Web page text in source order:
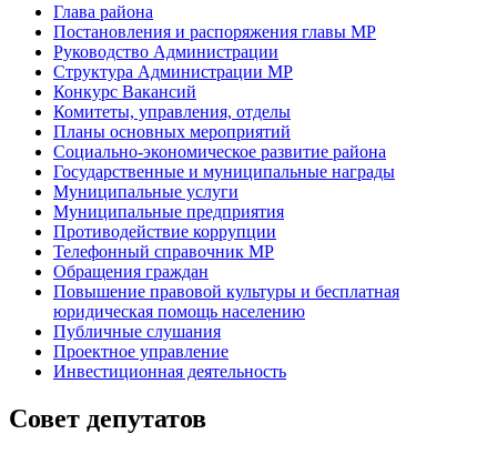
Глава района
Постановления и распоряжения главы МР
Руководство Администрации
Структура Администрации МР
Конкурс Вакансий
Комитеты, управления, отделы
Планы основных мероприятий
Социально-экономическое развитие района
Государственные и муниципальные награды
Муниципальные услуги
Муниципальные предприятия
Противодействие коррупции
Телефонный справочник МР
Обращения граждан
Повышение правовой культуры и бесплатная
юридическая помощь населению
Публичные слушания
Проектное управление
Инвестиционная деятельность
Совет депутатов